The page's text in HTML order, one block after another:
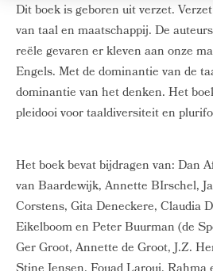
Dit boek is geboren uit verzet.
van taal en maatschappij. De
reële gevaren er kleven aan onze
Engels. Met de dominantie van de
dominantie van het denken. Het
pleidooi voor taaldiversiteit en
Het boek bevat bijdragen van: Dan
van Baardewijk, Annette BIrschel,
Corstens, Gita Deneckere, Claudia
Eikelboom en Peter Buurman (de
Ger Groot, Annette de Groot, J.Z.